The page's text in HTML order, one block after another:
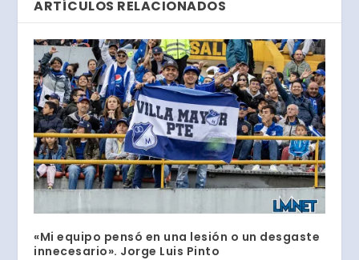
ARTÍCULOS RELACIONADOS
«Mi equipo pensó en una lesión o un desgaste
innecesario». Jorge Luis Pinto